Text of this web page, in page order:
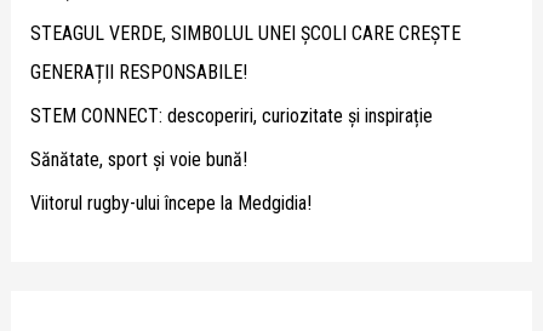
o
r
:
STEAGUL VERDE, SIMBOLUL UNEI ȘCOLI CARE CREȘTE
GENERAȚII RESPONSABILE!
STEM CONNECT: descoperiri, curiozitate și inspirație
Sănătate, sport și voie bună!
Viitorul rugby-ului începe la Medgidia!